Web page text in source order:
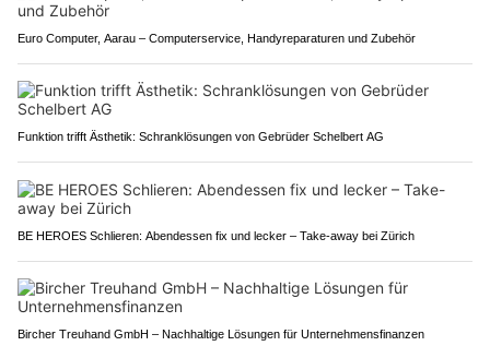
Euro Computer, Aarau – Computerservice, Handyreparaturen und Zubehör
Funktion trifft Ästhetik: Schranklösungen von Gebrüder Schelbert AG
BE HEROES Schlieren: Abendessen fix und lecker – Take-away bei Zürich
Bircher Treuhand GmbH – Nachhaltige Lösungen für Unternehmensfinanzen